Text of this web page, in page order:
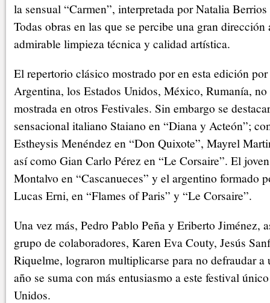
la sensual “Carmen”, interpretada por Natalia
Todas obras en las que se percibe una gran dirección
admirable limpieza técnica y calidad artística.
El repertorio clásico mostrado por en esta edición
Argentina, los Estados Unidos, México, Rumanía,
mostrada en otros Festivales. Sin embargo se
sensacional italiano Staiano en “Diana y Acteón”;
Estheysis Menéndez en “Don Quixote”, Mayrel
así como Gian Carlo Pérez en “Le Corsaire”. El
Montalvo en “Cascanueces” y el argentino formado
Lucas Erni, en “Flames of Paris” y “Le Corsaire”.
Una vez más, Pedro Pablo Peña y Eriberto Jiménez,
grupo de colaboradores, Karen Eva Couty, Jesús
Riquelme, lograron multiplicarse para no defraudar a
año se suma con más entusiasmo a este festival
Unidos.